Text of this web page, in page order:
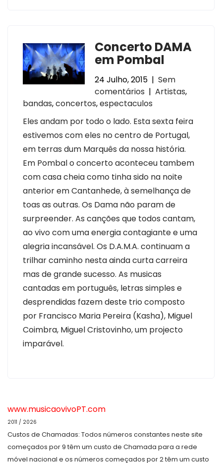
Concerto DAMA
em Pombal
24 Julho, 2015 | Sem
comentários | Artistas,
bandas,concertos,espectaculos
Eles andam por todo o lado. Esta sexta feira
estivemos com eles no centro de Portugal,
em terras dum Marquês da nossa história.
Em Pombal o concerto aconteceu tambem
com casa cheia como tinha sido na noite
anterior em Cantanhede, à semelhança de
toas as outras. Os Dama não param de
surpreender. As canções que todos cantam,
ao vivo com uma energia contagiante e uma
alegria incansável. Os D.A.M.A. continuam a
trilhar caminho nesta ainda curta carreira
mas de grande sucesso. As musicas
cantadas em português, letras simples e
desprendidas fazem deste trio composto
por Francisco Maria Pereira (Kasha), Miguel
Coimbra, Miguel Cristovinho, um projecto
imparável.
www.musicaovivoPT.com
2011 / 2026
Custos de Chamadas: Todos números constantes neste site
começados por 9 têm um custo de Chamada para a rede
móvel nacional e os números começados por 2 têm um custo